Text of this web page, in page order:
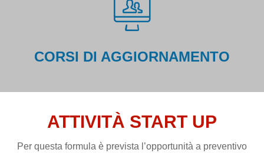
CORSI DI AGGIORNAMENTO
ATTIVITÀ START UP
Per questa formula è prevista l’opportunità a preventivo